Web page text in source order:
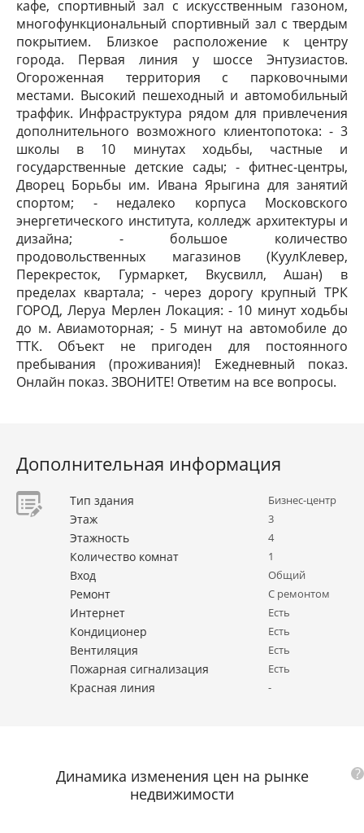
кафе, спортивный зал с искусственным газоном,
многофункциональный спортивный зал с твердым
покрытием. Близкое расположение к центру
города. Первая линия у шоссе Энтузиастов.
Огороженная территория с парковочными
местами. Высокий пешеходный и автомобильный
траффик. Инфраструктура рядом для привлечения
дополнительного возможного клиентопотока: - 3
школы в 10 минутах ходьбы, частные и
государственные детские сады; - фитнес-центры,
Дворец Борьбы им. Ивана Ярыгина для занятий
спортом; - недалеко корпуса Московского
энергетического института, колледж архитектуры и
дизайна; - большое количество
продовольственных магазинов (КуулКлевер,
Перекресток, Гурмаркет, Вкусвилл, Ашан) в
пределах квартала; - через дорогу крупный ТРК
ГОРОД, Леруа Мерлен Локация: - 10 минут ходьбы
до м. Авиамоторная; - 5 минут на автомобиле до
ТТК. Объект не пригоден для постоянного
пребывания (проживания)! Ежедневный показ.
Онлайн показ. ЗВОНИТЕ! Ответим на все вопросы.
Дополнительная информация
Тип здания Бизнес-центр
Этаж 3
Этажность 4
Количество комнат 1
Вход Общий
Ремонт С ремонтом
Интернет Есть
Кондиционер Есть
Вентиляция Есть
Пожарная сигнализация Есть
Красная линия -
Динамика изменения цен на рынке
недвижимости
?